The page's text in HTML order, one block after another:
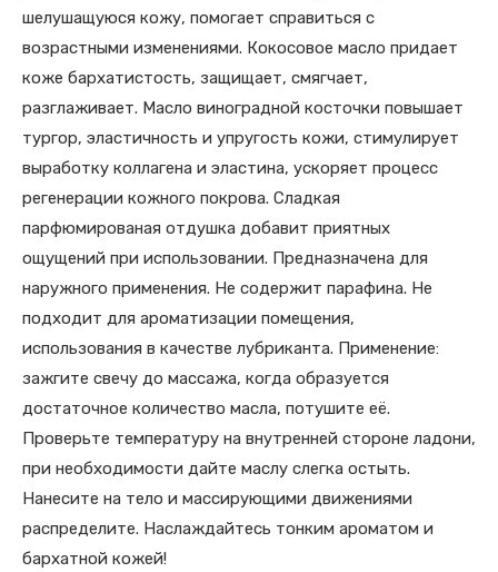
шелушащуюся кожу, помогает справиться с
возрастными изменениями. Кокосовое масло придает
коже бархатистость, защищает, смягчает,
разглаживает. Масло виноградной косточки повышает
тургор, эластичность и упругость кожи, стимулирует
выработку коллагена и эластина, ускоряет процесс
регенерации кожного покрова. Сладкая
парфюмированая отдушка добавит приятных
ощущений при использовании. Предназначена для
наружного применения. Не содержит парафина. Не
подходит для ароматизации помещения,
использования в качестве лубриканта. Применение:
зажгите свечу до массажа, когда образуется
достаточное количество масла, потушите её.
Проверьте температуру на внутренней стороне ладони,
при необходимости дайте маслу слегка остыть.
Нанесите на тело и массирующими движениями
распределите. Наслаждайтесь тонким ароматом и
бархатной кожей!